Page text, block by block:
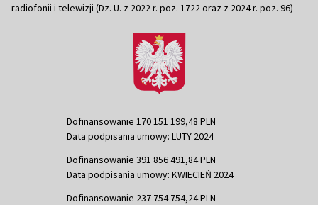
radiofonii i telewizji (Dz. U. z 2022 r. poz. 1722 oraz z 2024 r. poz. 96)
Dofinansowanie 170 151 199,48 PLN
Data podpisania umowy: LUTY 2024
Dofinansowanie 391 856 491,84 PLN
Data podpisania umowy: KWIECIEŃ 2024
Dofinansowanie 237 754 754,24 PLN